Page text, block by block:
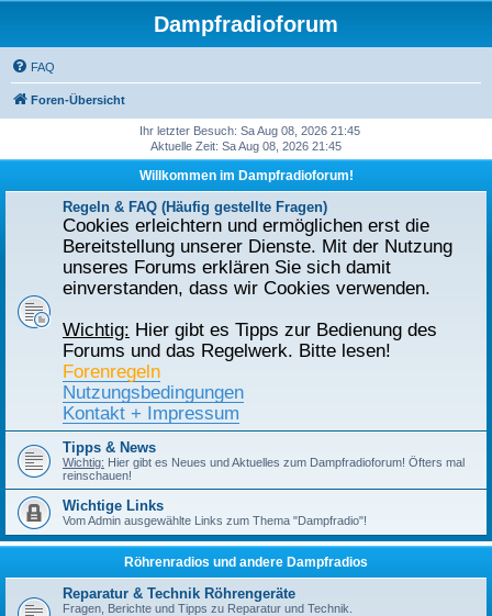
Dampfradioforum
FAQ
Foren-Übersicht
Ihr letzter Besuch: Sa Aug 08, 2026 21:45
Aktuelle Zeit: Sa Aug 08, 2026 21:45
Willkommen im Dampfradioforum!
Regeln & FAQ (Häufig gestellte Fragen)
Cookies erleichtern und ermöglichen erst die
Bereitstellung unserer Dienste. Mit der Nutzung
unseres Forums erklären Sie sich damit
einverstanden, dass wir Cookies verwenden.
Wichtig: Hier gibt es Tipps zur Bedienung des
Forums und das Regelwerk. Bitte lesen!
Forenregeln
Nutzungsbedingungen
Kontakt + Impressum
Tipps & News
Wichtig: Hier gibt es Neues und Aktuelles zum Dampfradioforum! Öfters mal
reinschauen!
Wichtige Links
Vom Admin ausgewählte Links zum Thema "Dampfradio"!
Röhrenradios und andere Dampfradios
Reparatur & Technik Röhrengeräte
Fragen, Berichte und Tipps zu Reparatur und Technik.